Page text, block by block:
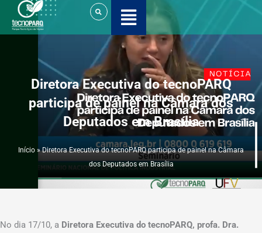
para
o
Diretora Executiva do tecnoPARQ
participa de painel na Câmara dos
Deputados em Brasília
Início »Diretora Executiva do tecnoPARQ participa de painel na Câmara
dos Deputados em Brasília
No dia 17/10, a Diretora Executiva do tecnoPARQ, profa. Dra.